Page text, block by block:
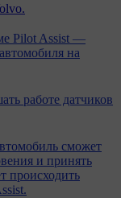
Pilot Assist —
на
работе датчиков
сможет
и принять
происходить